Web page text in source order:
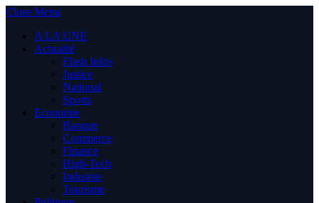
Close Menu
A LA UNE
Actualité
Flash Infos
Justice
National
Sports
Economie
Banque
Commerce
Finance
High-Tech
Industrie
Tourisme